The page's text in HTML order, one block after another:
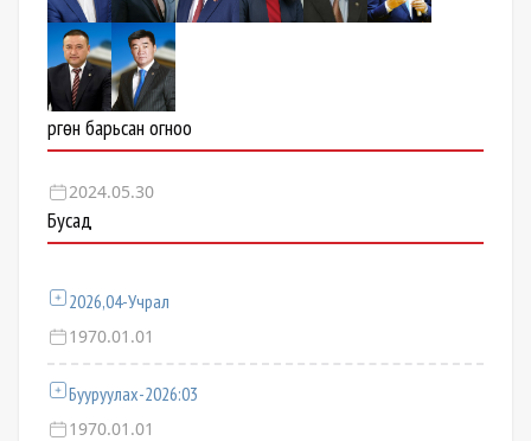
Өргөн барьсан огноо
2024.05.30
Бусад
2026,04-Учрал
1970.01.01
Бууруулах-2026:03
1970.01.01